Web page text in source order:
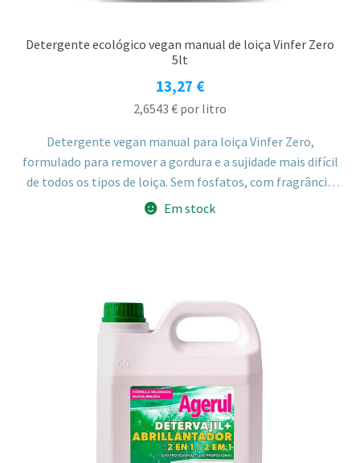
Detergente ecológico vegan manual de loiça Vinfer Zero
5lt
13,27 €
2,6543 € por litro
Detergente vegan manual para loiça Vinfer Zero,
formulado para remover a gordura e a sujidade mais difícil
de todos os tipos de loiça. Sem fosfatos, com fragrância
sem alergénios. Pertence à linha ZERO, não testado em
Em stock